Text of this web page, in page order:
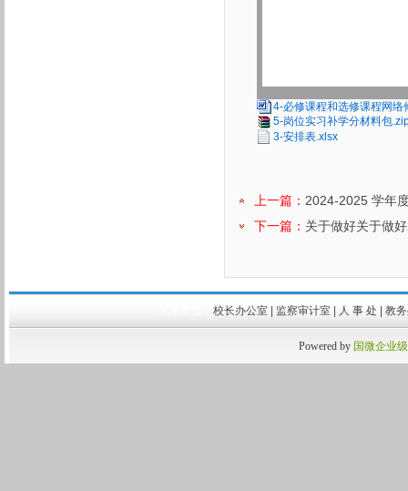
4-必修课程和选修课程网络
5-岗位实习补学分材料包
3-安排表.xlsx
上一篇： 2024-2025 学年
下一篇： 关于做好关于做
校长办公室| 监察审计室| 人 事 处 | 教
Powered by 国微企业